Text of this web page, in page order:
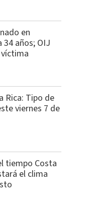
en
años; OIJ
Rica: Tipo de
viernes 7 de
tiempo Costa
el clima